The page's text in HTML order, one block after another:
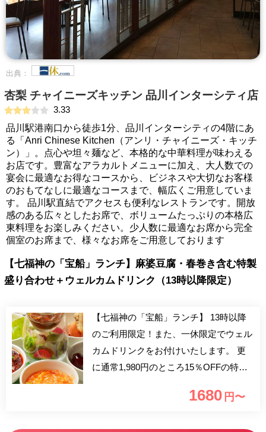
出典：
杏梨 チャイニーズキッチン 品川インターシティ店
3.33
品川駅港南口から徒歩1分、品川インターシティの4階にあ
る「Anri Chinese Kitchen（アンリ・チャイニーズ・キッチ
ン）」。点心や坦々麺など、本格的な中華料理が味わえる
お店です。豊富なアラカルトメニューに加え、大人数での
宴会に最適なお得なコースから、ビジネスや大切なお客様
のおもてなしに最適なコースまで、幅広くご用意していま
す。 品川駅直結でアクセスも便利なレストランです。開放
感のある広々としたお席で、ボリュームたっぷりの本格広
東料理をお楽しみください。少人数に最適なお席から完全
個室のお席まで、様々なお席をご用意しております
【七福神の「宝船」ランチ】麻婆豆腐・春巻き含む特製
盛り合わせ＋ウェルカムドリンク（13時以降限定）
【七福神の「宝船」ランチ】 13時以降
のご利用限定！また、一休限定でウェル
カムドリンクをお付けいたします。 更
に通常1,980円のところ15％OFFの特別
ント！ 大海老のチリソースや麻婆豆
1680 円〜